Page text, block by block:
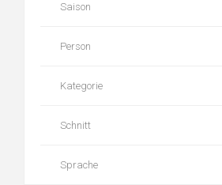
Saison
Person
Kategorie
Schnitt
Sprache